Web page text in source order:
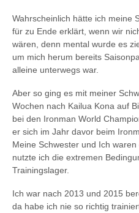
Wahrscheinlich hätte ich meine
für zu Ende erklärt, wenn wir
wären, denn mental wurde es
um mich herum bereits
alleine unterwegs war.
Aber so ging es mit meiner
Wochen nach Kailua Kona auf
bei den Ironman World
er sich im Jahr davor beim
Meine Schwester und Ich
nutzte ich die extremen
Trainingslager.
Ich war nach 2013 und 2015
da habe ich nie so richtig